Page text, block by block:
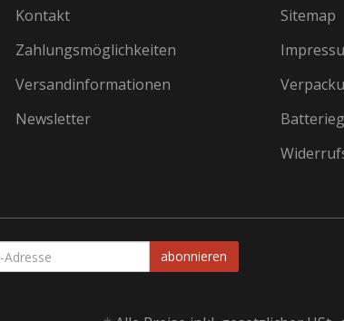
Kontakt
Zahlungsmöglichkeiten
Versandinformationen
Newsletter
Sitemap
abonnieren